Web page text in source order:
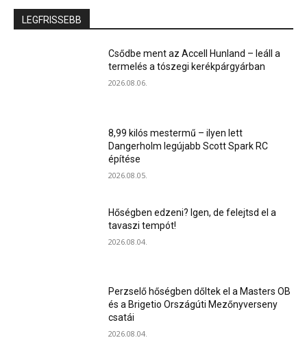
LEGFRISSEBB
Csődbe ment az Accell Hunland – leáll a
termelés a tószegi kerékpárgyárban
2026.08.06.
8,99 kilós mestermű – ilyen lett
Dangerholm legújabb Scott Spark RC
építése
2026.08.05.
Hőségben edzeni? Igen, de felejtsd el a
tavaszi tempót!
2026.08.04.
Perzselő hőségben dőltek el a Masters OB
és a Brigetio Országúti Mezőnyverseny
csatái
2026.08.04.